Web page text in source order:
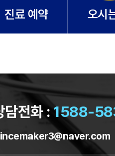
진료 예약 오시
담전화 :1588-